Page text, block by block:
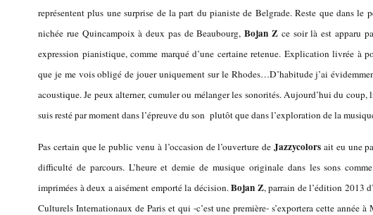
représentent plus une surprise de la part du pianiste de Belgrade. Reste que dans le
nichée rue Quincampoix à deux pas de Beaubourg,Bojan Z ce soir là est apparu
expression pianistique, comme marqué d’une certaine retenue. Explication livrée à
que je me vois obligé de jouer uniquement sur le Rhodes…D’habitude j’ai
acoustique. Je peux alterner, cumuler ou mélanger les sonorités. Aujourd’hui du
suis resté par moment dans l’épreuve du son plutôt que dans l’exploration de la
Pas certain que le public venu à l’occasion de l’ouverture deJazzycolors ait eu une
difficulté de parcours. L’heure et demie de musique originale dans les sons
imprimées à deux a aisément emporté la décision.Bojan Z, parrain de l’édition 2013
Culturels Internationaux de Paris et qui -c’est une première- s’exportera cette année